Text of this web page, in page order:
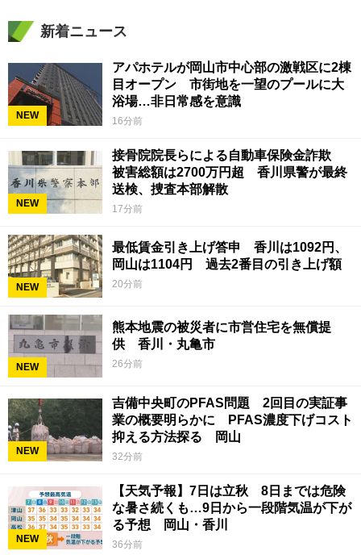
新着ニュース
NEW
アパホテルが岡山市中心部の激戦区に2棟
目オープン 市街地を一望のプールに大
浴場…非日常感を意識
16分前
NEW
接骨院院長らによる自動車保険金詐欺
被害総額は2700万円超 香川県警が最終
送検、捜査本部解散
17分前
NEW
最低賃金引き上げ答申 香川は1092円、
岡山は1104円 過去2番目の引き上げ額
20分前
NEW
熊本地震の被災者に市営住宅を無償提
供 香川・丸亀市
26分前
NEW
吉備中央町のPFAS問題 2回目の実証事
業の概要明らかに PFAS濃度下げコスト
抑える方法探る 岡山
32分前
NEW
【天気予報】7日は立秋 8日までは危険
な暑さ続くも…9日から一段階気温が下が
る予想 岡山・香川
36分前